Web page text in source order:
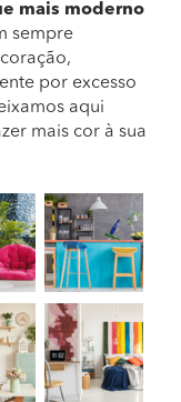
mais moderno
sempre
por excesso
aqui
mais cor à sua